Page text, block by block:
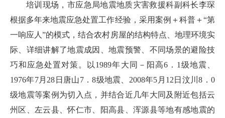
培训现场，市应急局地震地质灾害救援科副科长李琛
根据多年来地震应急处置工作经验，采用案例＋科普＋“第
一响应人”的模式，结合农村房屋的结构特点、地理环境实
际、详细讲解了地震成因、地震预警、不同场景的避险技
巧和应急处置对策。以1989年大同－阳高6．1级地震、
1976年7月28日唐山7．8级地震、2008年5月12日汶川8．0
级地震等案例为切入点，并结合近几年大同及附近包括云
州区、左云县、怀仁市、阳高县、浑源县等地有感地震的